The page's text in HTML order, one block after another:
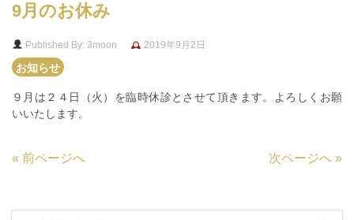
9月のお休み
Published By: 3moon
2019年9月2日
お知らせ
９月は２４日（火）を臨時休診とさせて頂きます。よろしくお願
いいたします。
« 前ページへ 次ページへ »